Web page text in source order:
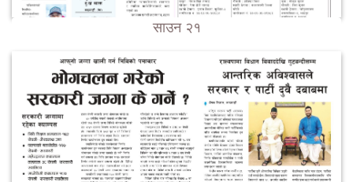
साउन २१